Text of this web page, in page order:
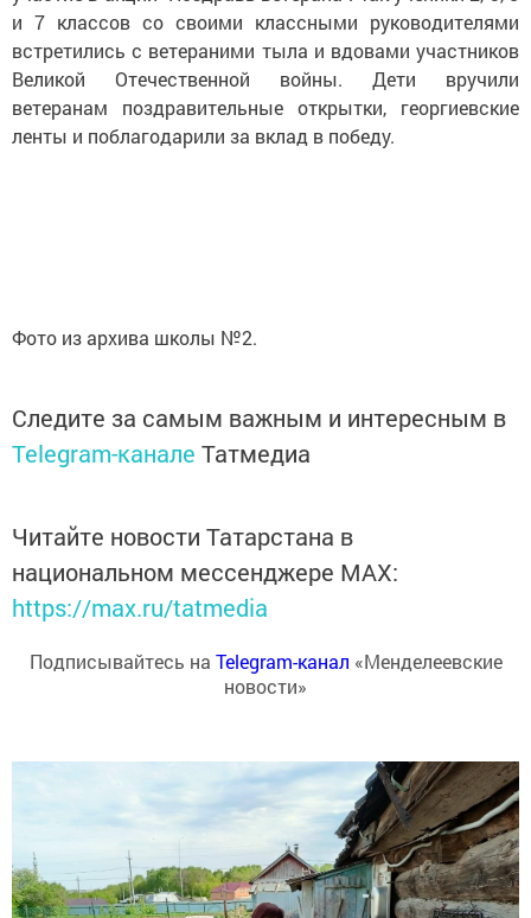
и 7 классов со своими классными руководителями
встретились с ветераними тыла и вдовами участников
Великой Отечественной войны. Дети вручили
ветеранам поздравительные открытки, георгиевские
ленты и поблагодарили за вклад в победу.
Фото из архива школы №2.
Следите за самым важным и интересным в
Telegram-канале Татмедиа
Читайте новости Татарстана в
национальном мессенджере MАХ:
https://max.ru/tatmedia
Подписывайтесь на Telegram-канал «Менделеевские
новости»